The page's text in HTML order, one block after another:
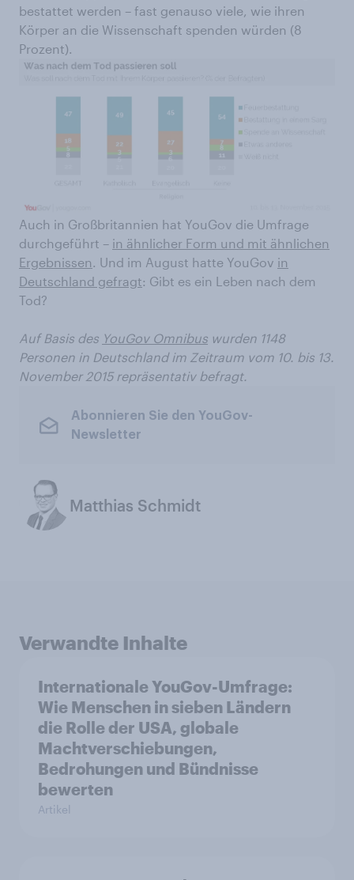
bestattet werden – fast genauso viele, wie ihren
Körper an die Wissenschaft spenden würden (8
Prozent).
Auch in Großbritannien hat YouGov die Umfrage
durchgeführt – in ähnlicher Form und mit ähnlichen
Ergebnissen. Und im August hatte YouGov in
Deutschland gefragt: Gibt es ein Leben nach dem
Tod?
Auf Basis des YouGov Omnibus wurden 1148
Personen in Deutschland im Zeitraum vom 10. bis 13.
November 2015 repräsentativ befragt.
Abonnieren Sie den YouGov-
Newsletter
Matthias Schmidt
Verwandte Inhalte
Internationale YouGov-Umfrage:
Wie Menschen in sieben Ländern
die Rolle der USA, globale
Machtverschiebungen,
Bedrohungen und Bündnisse
bewerten
Artikel